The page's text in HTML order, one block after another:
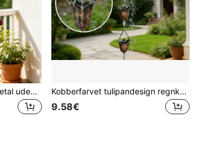
Mariehøne-vindklokke, metal udendørs vindklokke, livlige mariehøne-ornamenter med sorte rør og klokker, rustfri og vejrbestandig, velegnet til at dekorere haver, terrasser, verandaer og haver, en betænksom gave til mødre og bedstemødre, bringer beroligende melodier, ideel til ophængning i hjemmet. Kobberfarvet tulipandesign regnkæde, dekorativ regnvandsafleder velegnet til tagrender, japanske haver, terrasser og udendørs hjem
9.58€